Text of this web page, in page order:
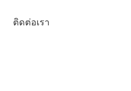
ติดต่อเรา